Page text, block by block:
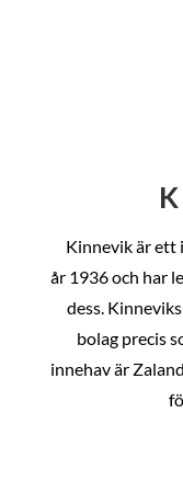
Kinnevik är ett
år 1936 och har
dess.
bolag precis
innehav är